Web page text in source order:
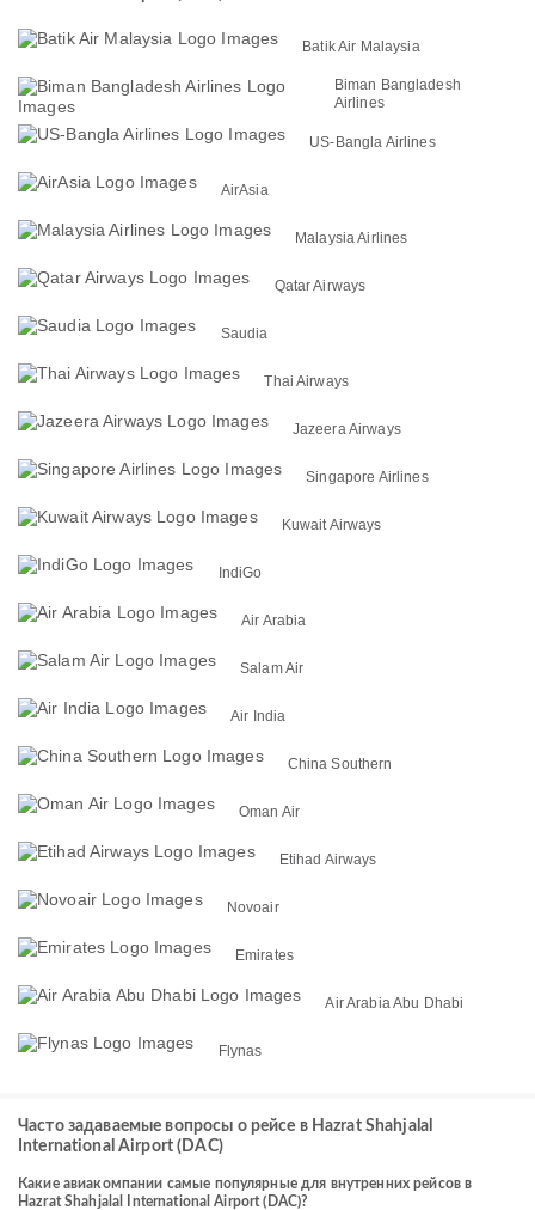
Batik Air Malaysia
Biman Bangladesh
Airlines
US-Bangla Airlines
AirAsia
Malaysia Airlines
Qatar Airways
Saudia
Thai Airways
Jazeera Airways
Singapore Airlines
Kuwait Airways
IndiGo
Air Arabia
Salam Air
Air India
China Southern
Oman Air
Etihad Airways
Novoair
Emirates
Air Arabia Abu Dhabi
Flynas
Часто задаваемые вопросы о рейсе в Hazrat Shahjalal
International Airport (DAC)
Какие авиакомпании самые популярные для внутренних рейсов в
Hazrat Shahjalal International Airport (DAC)?